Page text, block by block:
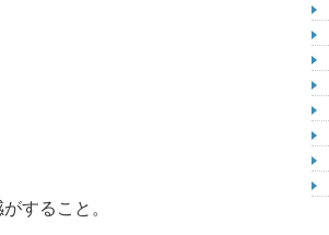
すること。